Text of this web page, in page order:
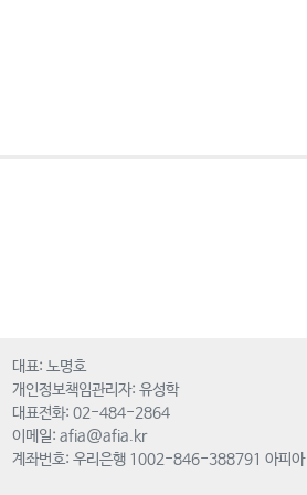
대표: 노명호
개인정보책임관리자: 유성학
대표전화: 02-484-2864
이메일:afia@afia.kr
계좌번호: 우리은행 1002-846-388791 아피아